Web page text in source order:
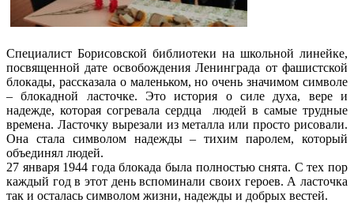
Специалист Борисовской библиотеки на школьной линейке,
посвященной дате освобождения Ленинграда от фашистской
блокады, рассказала о маленьком, но очень значимом символе
– блокадной ласточке. Это история о силе духа, вере и
надежде, которая согревала сердца людей в самые трудные
времена. Ласточку вырезали из металла или просто рисовали.
Она стала символом надежды – тихим паролем, который
объединял людей.
27 января 1944 года блокада была полностью снята. С тех пор
каждый год в этот день вспоминали своих героев. А ласточка
так и осталась символом жизни, надежды и добрых вестей.